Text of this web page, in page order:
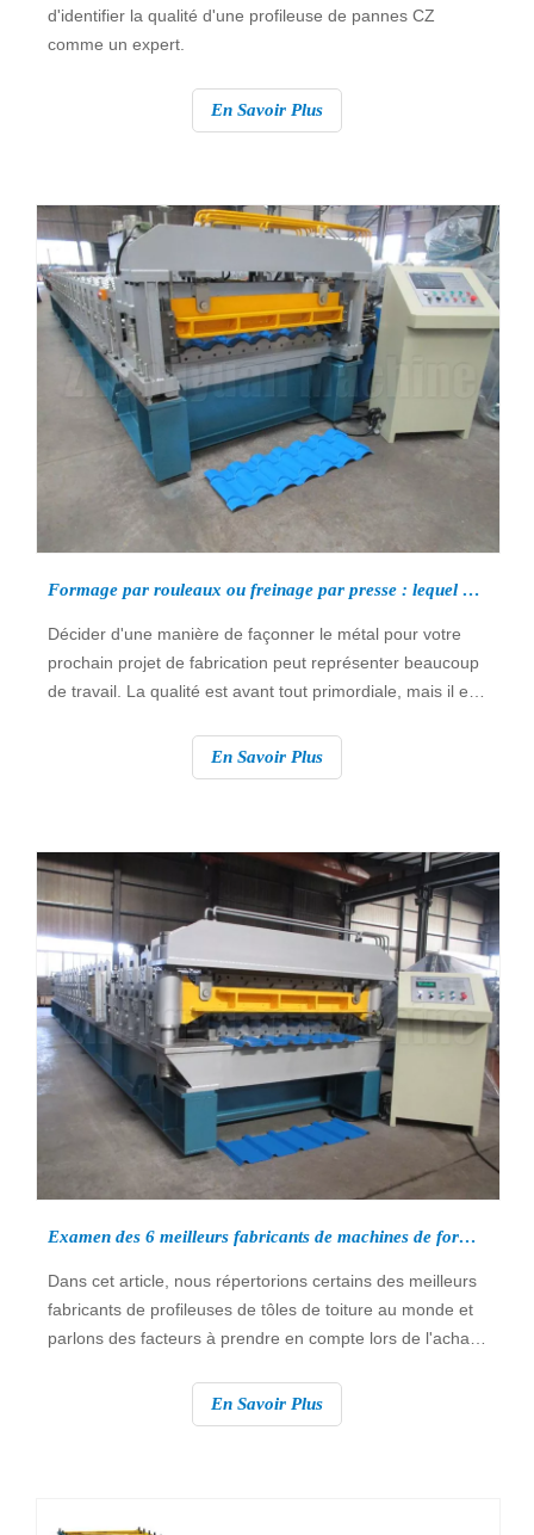
d'identifier la qualité d'une profileuse de pannes CZ
comme un expert.
En Savoir Plus
Formage par rouleaux ou freinage par presse : lequel devriez-vous choisir ?
Décider d'une manière de façonner le métal pour votre
prochain projet de fabrication peut représenter beaucoup
de travail. La qualité est avant tout primordiale, mais il est
bas. Si vous discutez des avantages du profilage ou du
freinage par presse plieuse pour votre prochain projet de
En Savoir Plus
Examen des 6 meilleurs fabricants de machines de formage de rouleaux de toit de 2022
Dans cet article, nous répertorions certains des meilleurs
fabricants de profileuses de tôles de toiture au monde et
parlons des facteurs à prendre en compte lors de l'achat
En Savoir Plus